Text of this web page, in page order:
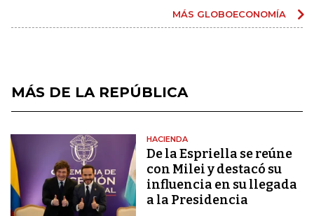
MÁS GLOBOECONOMÍA
MÁS DE LA REPÚBLICA
HACIENDA
De la Espriella se reúne
con Milei y destacó su
influencia en su llegada
a la Presidencia